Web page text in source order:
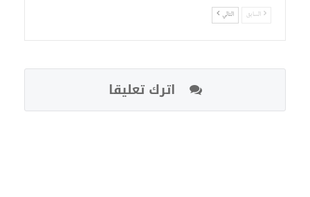
السابق التالي
اترك تعليقا